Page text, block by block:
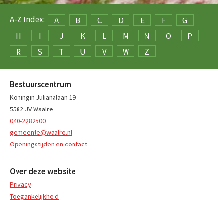
A-Z Index: A B C D E F
G
H
I J K L M N O
P
R
S T U V W Z
Bestuurscentrum
Koningin Julianalaan 19
5582 JV Waalre
040-2282500
gemeente@waalre.nl
Openingstijden en contact
Over deze website
Privacy
Toegankelijkheid